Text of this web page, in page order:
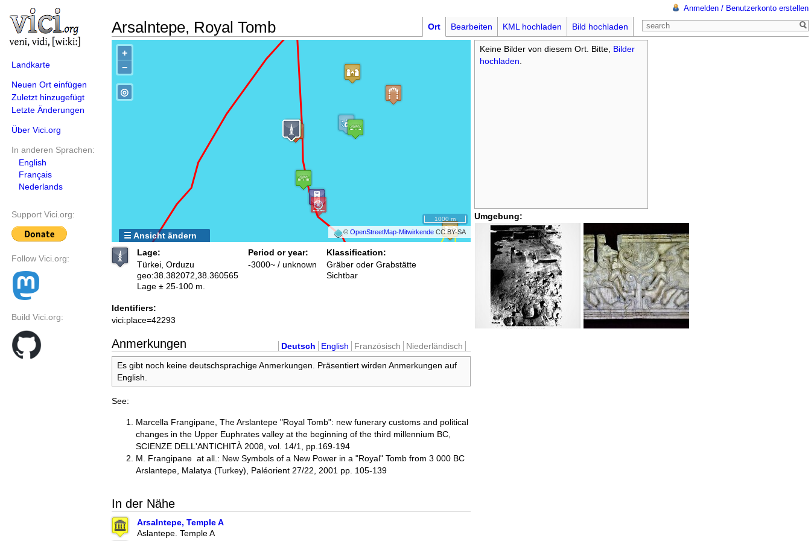
Landkarte
Neuen Ort einfügen
Zuletzt hinzugefügt
Letzte Änderungen
Über Vici.org
In anderen Sprachen:
English
Français
Nederlands
Support Vici.org:
Follow Vici.org:
Build Vici.org:
Arsalntepe, Royal Tomb
Anmelden / Benutzerkonto erstellen
Ort Bearbeiten KML hochladen Bild hochladen
+
−
©OpenStreetMap-Mitwirkende CC BY-SA
◎
1000 m
☰ Ansicht ändern
Keine Bilder von diesem Ort. Bitte, Bilder
hochladen
Umgebung:
Lage:
Türkei, Orduzu
geo:38.382072,38.360565
Lage ± 25-100 m.
Period or year:
-3000~ / unknown
Klassification:
Gräber oder Grabstätte
Sichtbar
Identifiers:
vici:place=42293
Anmerkungen Deutsch English Französisch
Niederländisch
Es gibt noch keine deutschsprachige Anmerkungen. Präsentiert wirden Anmerkungen auf
English.
See:
Marcella Frangipane, The Arslantepe "Royal Tomb": new funerary customs and political
changes in the Upper Euphrates valley at the beginning of the third millennium BC,
SCIENZE DELL'ANTICHITÀ 2008, vol. 14/1, pp.169-194
M. Frangipane at all.: New Symbols of a New Power in a "Royal" Tomb from 3 000 BC
Arslantepe, Malatya (Turkey), Paléorient 27/22, 2001 pp. 105-139
In der Nähe
Arsalntepe, Temple A
Aslantepe. Temple A